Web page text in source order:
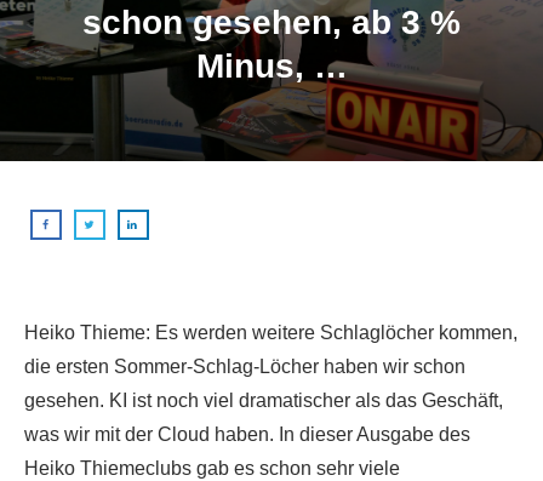
schon gesehen, ab 3 %
Minus, …
Heiko Thieme: Es werden weitere Schlaglöcher kommen,
die ersten Sommer-Schlag-Löcher haben wir schon
gesehen. KI ist noch viel dramatischer als das Geschäft,
was wir mit der Cloud haben. In dieser Ausgabe des
Heiko Thiemeclubs gab es schon sehr viele